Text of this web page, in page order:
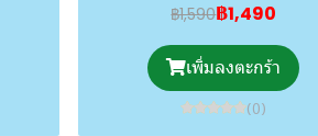
฿1,590฿1,490
เพิ่มลงตะกร้า
(0)